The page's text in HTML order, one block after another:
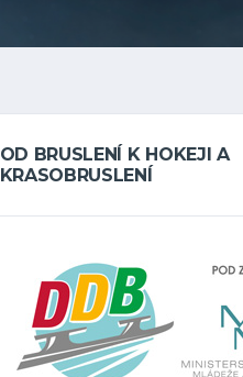
OD BRUSLENÍ K HOKEJI A
KRASOBRUSLENÍ